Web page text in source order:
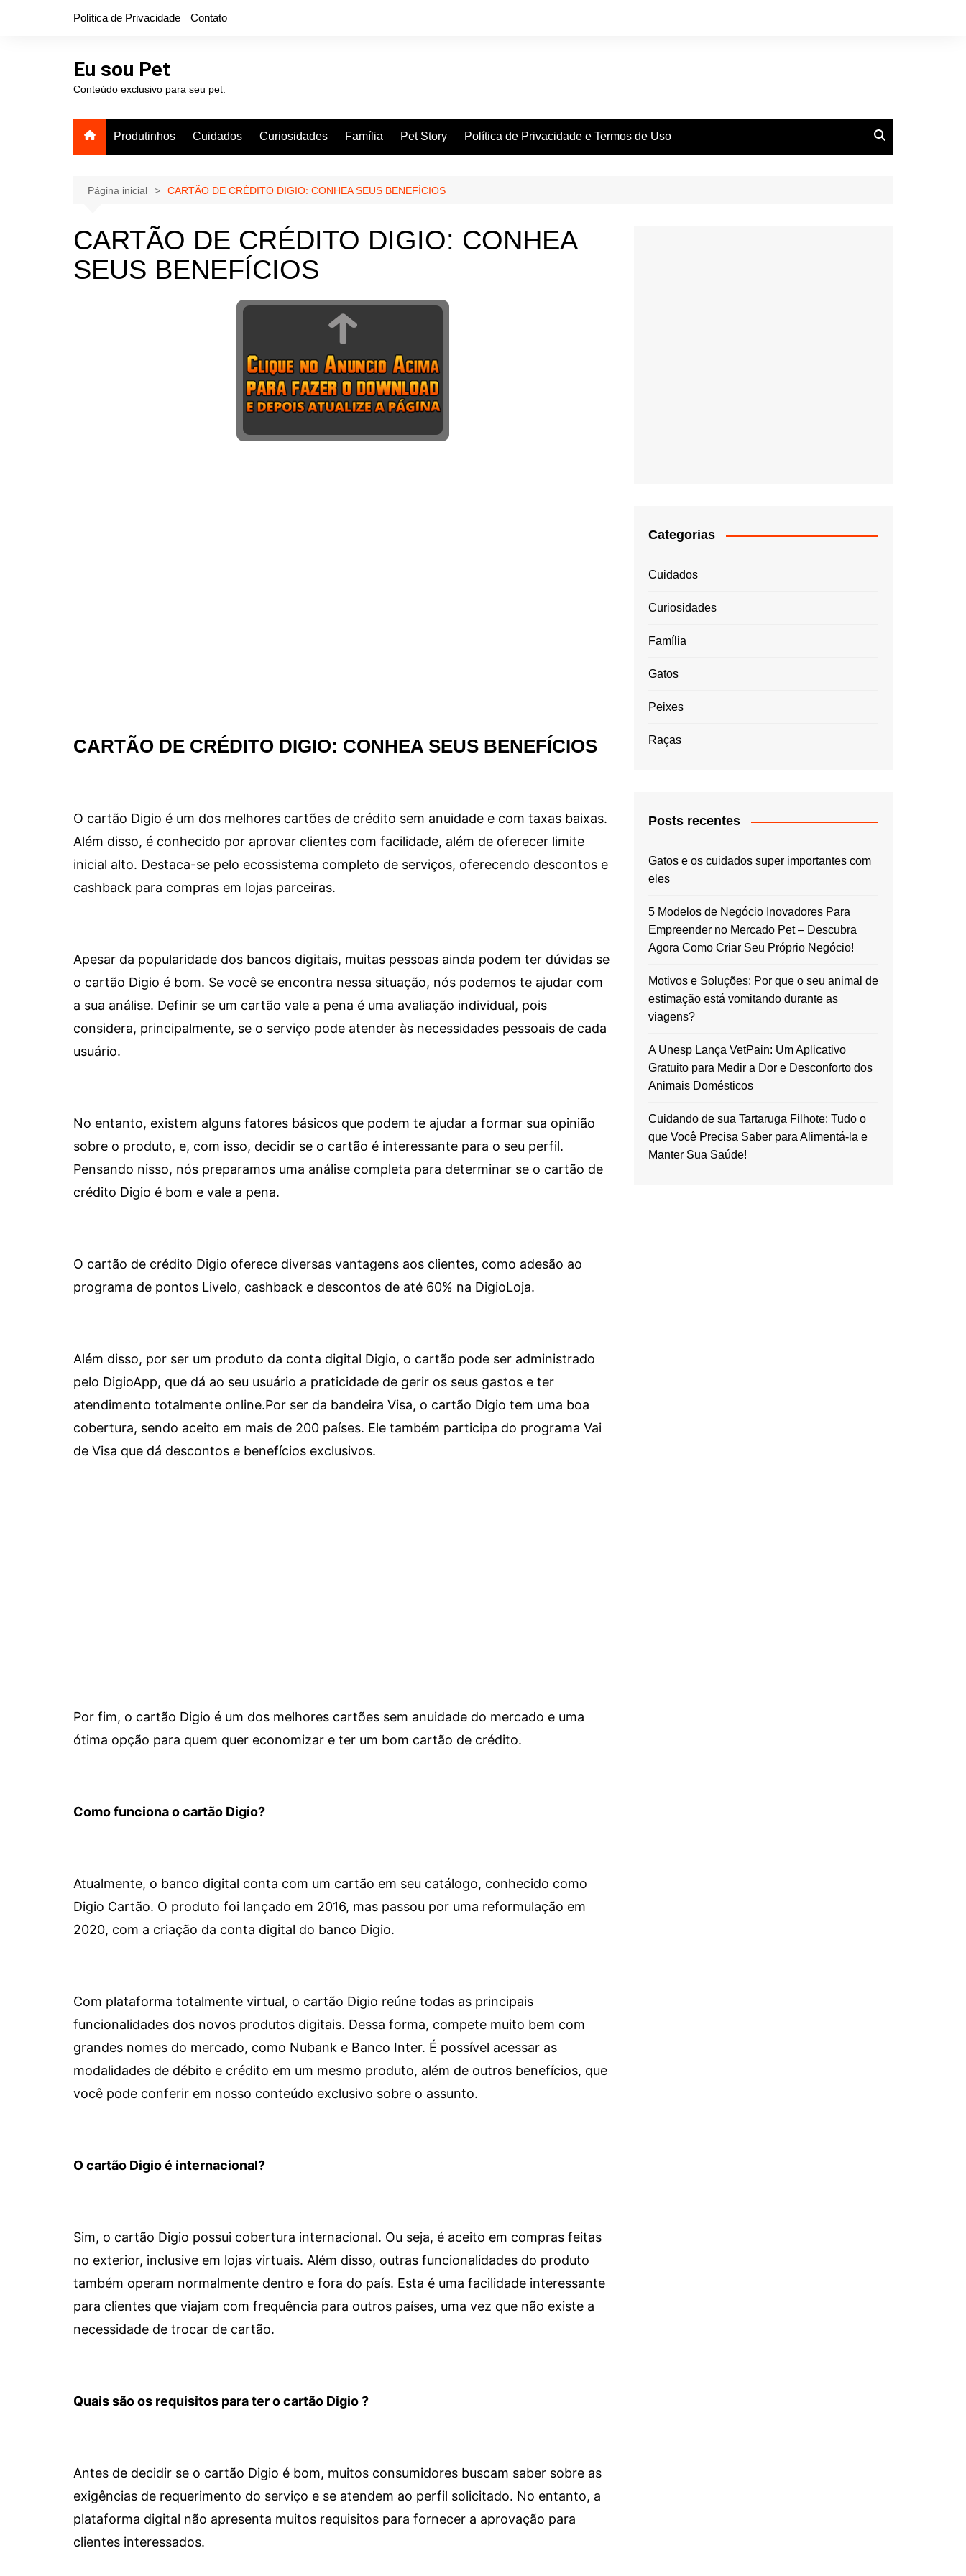
Política de Privacidade Contato
Eu sou Pet
Conteúdo exclusivo para seu pet.
Produtinhos Cuidados Curiosidades Família Pet Story Política de Privacidade e Termos de Uso
Página inicial CARTÃO DE CRÉDITO DIGIO: CONHEA SEUS BENEFÍCIOS
CARTÃO DE CRÉDITO DIGIO: CONHEA
SEUS BENEFÍCIOS
CARTÃO DE CRÉDITO DIGIO: CONHEA SEUS BENEFÍCIOS
O cartão Digio é um dos melhores cartões de crédito sem anuidade e com taxas baixas.
Além disso, é conhecido por aprovar clientes com facilidade, além de oferecer limite
inicial alto. Destaca-se pelo ecossistema completo de serviços, oferecendo descontos e
cashback para compras em lojas parceiras.
Apesar da popularidade dos bancos digitais, muitas pessoas ainda podem ter dúvidas se
o cartão Digio é bom. Se você se encontra nessa situação, nós podemos te ajudar com
a sua análise. Definir se um cartão vale a pena é uma avaliação individual, pois
considera, principalmente, se o serviço pode atender às necessidades pessoais de cada
usuário.
No entanto, existem alguns fatores básicos que podem te ajudar a formar sua opinião
sobre o produto, e, com isso, decidir se o cartão é interessante para o seu perfil.
Pensando nisso, nós preparamos uma análise completa para determinar se o cartão de
crédito Digio é bom e vale a pena.
O cartão de crédito Digio oferece diversas vantagens aos clientes, como adesão ao
programa de pontos Livelo, cashback e descontos de até 60% na DigioLoja.
Além disso, por ser um produto da conta digital Digio, o cartão pode ser administrado
pelo DigioApp, que dá ao seu usuário a praticidade de gerir os seus gastos e ter
atendimento totalmente online.Por ser da bandeira Visa, o cartão Digio tem uma boa
cobertura, sendo aceito em mais de 200 países. Ele também participa do programa Vai
de Visa que dá descontos e benefícios exclusivos.
Por fim, o cartão Digio é um dos melhores cartões sem anuidade do mercado e uma
ótima opção para quem quer economizar e ter um bom cartão de crédito.
Como funciona o cartão Digio?
Atualmente, o banco digital conta com um cartão em seu catálogo, conhecido como
Digio Cartão. O produto foi lançado em 2016, mas passou por uma reformulação em
2020, com a criação da conta digital do banco Digio.
Com plataforma totalmente virtual, o cartão Digio reúne todas as principais
funcionalidades dos novos produtos digitais. Dessa forma, compete muito bem com
grandes nomes do mercado, como Nubank e Banco Inter. É possível acessar as
modalidades de débito e crédito em um mesmo produto, além de outros benefícios, que
você pode conferir em nosso conteúdo exclusivo sobre o assunto.
O cartão Digio é internacional?
Sim, o cartão Digio possui cobertura internacional. Ou seja, é aceito em compras feitas
no exterior, inclusive em lojas virtuais. Além disso, outras funcionalidades do produto
também operam normalmente dentro e fora do país. Esta é uma facilidade interessante
para clientes que viajam com frequência para outros países, uma vez que não existe a
necessidade de trocar de cartão.
Quais são os requisitos para ter o cartão Digio ?
Antes de decidir se o cartão Digio é bom, muitos consumidores buscam saber sobre as
exigências de requerimento do serviço e se atendem ao perfil solicitado. No entanto, a
plataforma digital não apresenta muitos requisitos para fornecer a aprovação para
clientes interessados.
Categorias
Cuidados
Curiosidades
Família
Gatos
Peixes
Raças
Posts recentes
Gatos e os cuidados super importantes com
eles
5 Modelos de Negócio Inovadores Para
Empreender no Mercado Pet – Descubra
Agora Como Criar Seu Próprio Negócio!
Motivos e Soluções: Por que o seu animal de
estimação está vomitando durante as
viagens?
A Unesp Lança VetPain: Um Aplicativo
Gratuito para Medir a Dor e Desconforto dos
Animais Domésticos
Cuidando de sua Tartaruga Filhote: Tudo o
que Você Precisa Saber para Alimentá-la e
Manter Sua Saúde!